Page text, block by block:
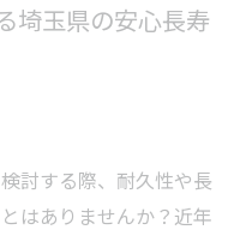
埼玉県の安心長寿
討する際、耐久性や長
はありませんか？近年